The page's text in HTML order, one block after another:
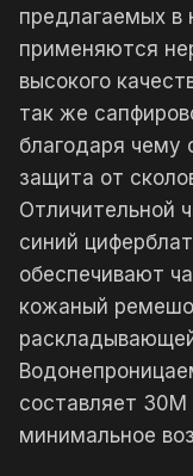
предлагаемых в
применяются
высокого
так же
благодаря чему
защита от
Отличительной
синий
обеспечивают
кожаный
составляет 30М
минимальное